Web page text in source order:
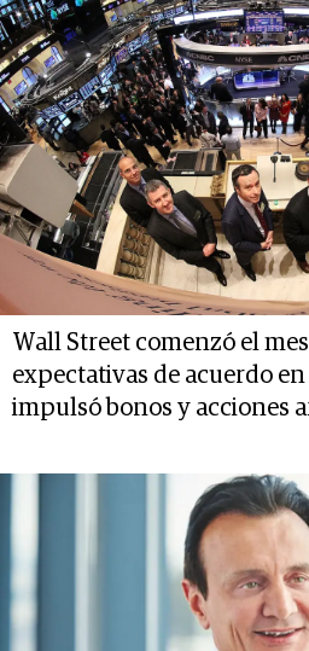
Wall Street comenzó el
expectativas de acuerdo
impulsó bonos y acciones